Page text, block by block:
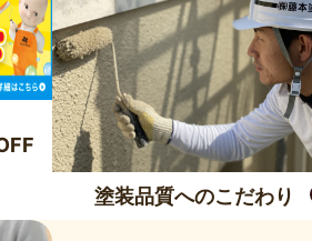
塗装品質へのこだわり